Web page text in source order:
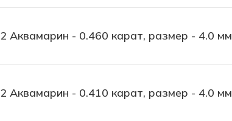
2 Аквамарин - 0.460 карат, размер - 4.0 мм
2 Аквамарин - 0.410 карат, размер - 4.0 мм